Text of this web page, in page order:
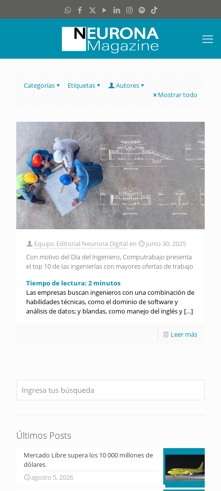
Categorías Etiquetas
Autores
Mostrar todo
Equipo Editorial Neurona Digital en
junio 30, 2025
Con motivo del Día del Ingeniero, Computrabajo presenta
el top 10 de las ingenierías con mayores ofertas de trabajo
Tiempo de lectura: 2 minutos
Las empresas buscan ingenieros con una combinación de
habilidades técnicas, como el dominio de software y
análisis de datos; y blandas, como manejo del inglés y […]
Leer más
Últimos Posts
Mercado Libre supera los 10 000 millones de
dólares
agosto 5, 2026